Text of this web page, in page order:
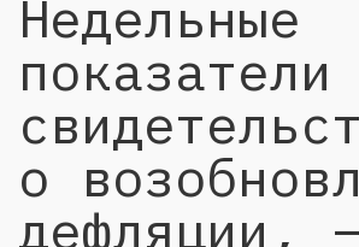
Недельные
показатели
о
дефляции, –